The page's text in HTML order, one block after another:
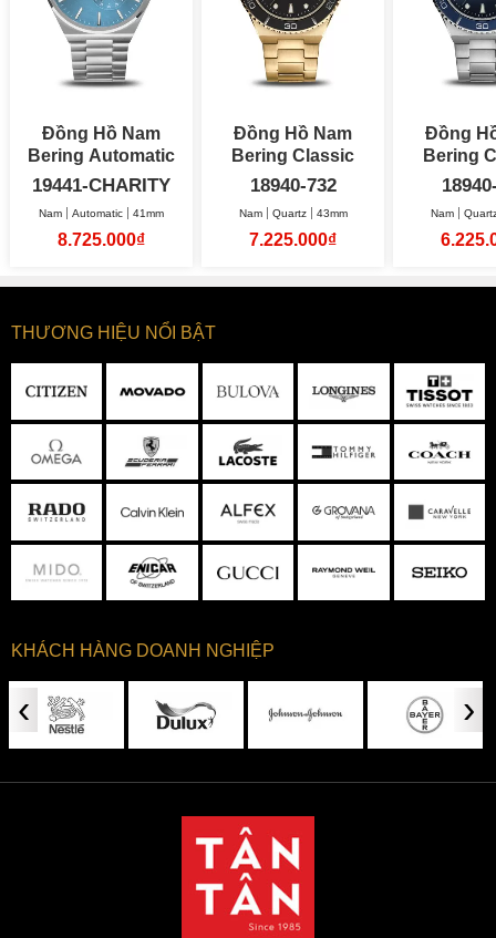
Đồng Hồ Nam
Bering Automatic
41mm
19441-CHARITY
Nam Automatic 41mm
8.725.000₫
Đồng Hồ Nam
Bering Classic
Arctic Sailing
18940-732
Nam Quartz 43mm
7.225.000₫
Đồng
Bering
Arctic
Nam
THƯƠNG HIỆU NỔI BẬT
KHÁCH HÀNG DOANH NGHIỆP
‹ ›